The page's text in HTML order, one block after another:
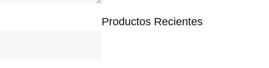
Productos Recientes